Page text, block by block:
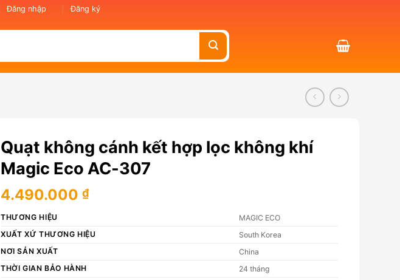
Đăng nhập Đăng ký
Quạt không cánh kết hợp lọc không khí
Magic Eco AC-307
4.490.000 ₫
THƯƠNG HIỆU
MAGIC ECO
XUẤT XỨ THƯƠNG HIỆU
South Korea
NƠI SẢN XUẤT
China
THỜI GIAN BẢO HÀNH
24 tháng